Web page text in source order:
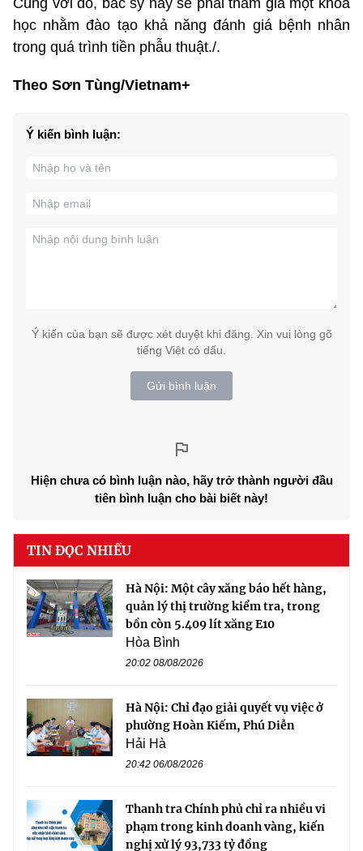
Cùng với đó, bác sỹ này sẽ phải tham gia một khóa
học nhằm đào tạo khả năng đánh giá bệnh nhân
trong quá trình tiền phẫu thuật./.
Theo Sơn Tùng/Vietnam+
Ý kiến bình luận:
Ý kiến của bạn sẽ được xét duyệt khi đăng. Xin vui lòng gõ
tiếng Việt có dấu.
Gửi bình luận
Hiện chưa có bình luận nào, hãy trở thành người đầu
tiên bình luận cho bài biết này!
TIN ĐỌC NHIỀU
Hà Nội: Một cây xăng báo hết hàng,
quản lý thị trường kiểm tra, trong
bồn còn 5.409 lít xăng E10
Hòa Bình
20:02 08/08/2026
Hà Nội: Chỉ đạo giải quyết vụ việc ở
phường Hoàn Kiếm, Phú Diễn
Hải Hà
20:42 06/08/2026
Thanh tra Chính phủ chỉ ra nhiều vi
phạm trong kinh doanh vàng, kiến
nghị xử lý 93,733 tỷ đồng